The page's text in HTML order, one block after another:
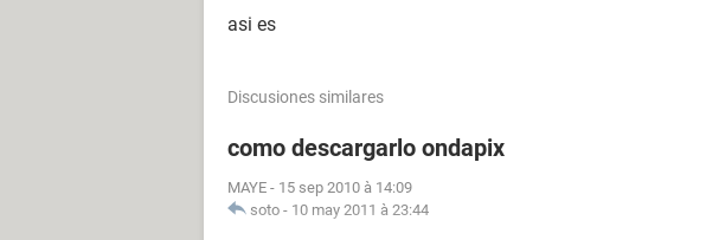
asi es
Discusiones similares
como descargarlo ondapix
MAYE - 15 sep 2010 à 14:09
soto - 10 may 2011 à 23:44